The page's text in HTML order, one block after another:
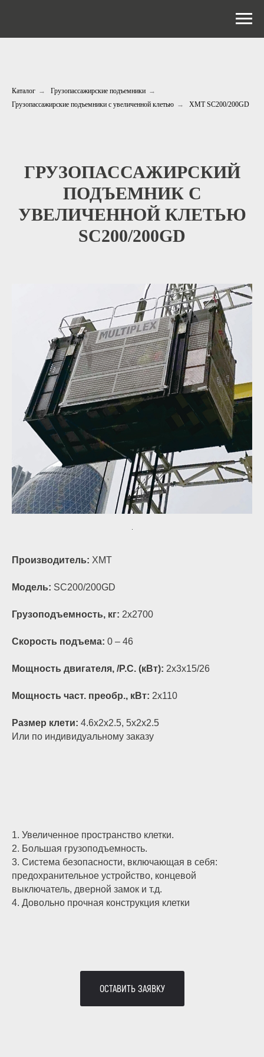
Каталог → Грузопассажирские подъемники →
Грузопассажирские подъемники с увеличенной клетью → XMT SC200/200GD
ГРУЗОПАССАЖИРСКИЙ
ПОДЪЕМНИК С
УВЕЛИЧЕННОЙ КЛЕТЬЮ
SC200/200GD
Производитель: XMT
Модель: SC200/200GD
Грузоподъемность, кг: 2x2700
Скорость подъема: 0 – 46
Мощность двигателя, /P.C. (кВт): 2x3x15/26
Мощность част. преобр., кВт: 2x110
Размер клети: 4.6x2x2.5, 5x2x2.5
Или по индивидуальному заказу
1. Увеличенное пространство клетки.
2. Большая грузоподъемность.
3. Система безопасности, включающая в себя:
предохранительное устройство, концевой
выключатель, дверной замок и т.д.
4. Довольно прочная конструкция клетки
ОСТАВИТЬ ЗАЯВКУ
6460820@mail.ru
+7 (800) 333-11-
92
+7 (495) 646-08-
20